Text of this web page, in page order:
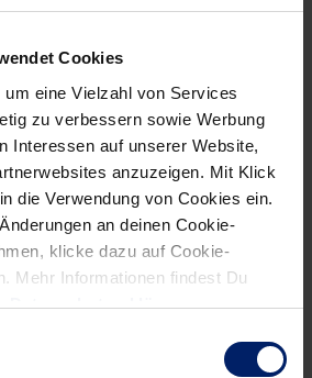
Cookies
eine Vielzahl von Services
zu verbessern sowie Werbung
Interessen auf unserer Website,
anzuzeigen. Mit Klick
die Verwendung von Cookies ein.
an deinen Cookie-
klicke dazu auf Cookie-
Mehr Informationen findest Du
Datenschutzerklärung.
Zur
Halbzeit
mit
einem
Tor
vorn
(RNZ)